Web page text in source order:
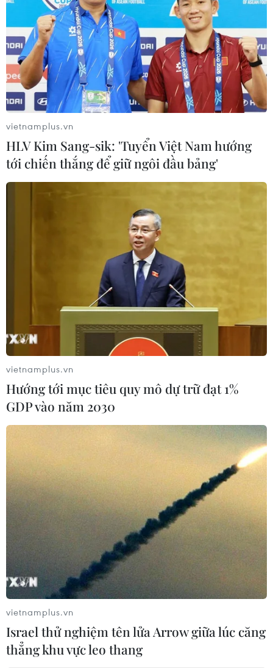
vietnamplus.vn
HLV Kim Sang-sik: 'Tuyển Việt Nam hướng
tới chiến thắng để giữ ngôi đầu bảng'
vietnamplus.vn
Hướng tới mục tiêu quy mô dự trữ đạt 1%
GDP vào năm 2030
vietnamplus.vn
Israel thử nghiệm tên lửa Arrow giữa lúc căng
thẳng khu vực leo thang